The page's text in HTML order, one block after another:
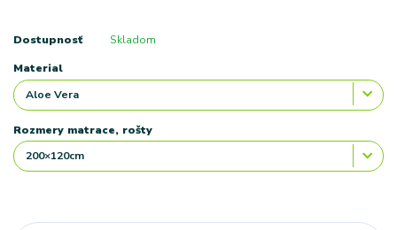
Dostupnosť Skladom
Material
Rozmery matrace, rošty